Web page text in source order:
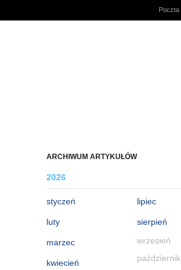
Poczta
ARCHIWUM ARTYKUŁÓW
2026
styczeń
luty
marzec
kwiecień
lipiec
sierpień
wrzesień
październik